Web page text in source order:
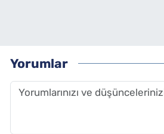
Yorumlar